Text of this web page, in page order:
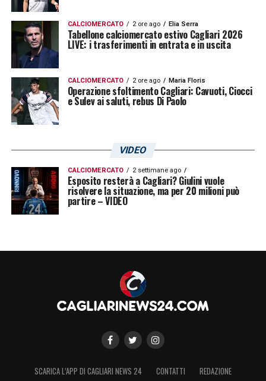
CALCIOMERCATO 2 ore ago Elia Serra
Tabellone calciomercato estivo Cagliari 2026
LIVE: i trasferimenti in entrata e in uscita
CALCIOMERCATO 2 ore ago Maria Floris
Operazione sfoltimento Cagliari: Cavuoti, Ciocci
e Sulev ai saluti, rebus Di Paolo
VIDEO
CALCIOMERCATO 2 settimane ago
Esposito resterà a Cagliari? Giulini vuole
risolvere la situazione, ma per 20 milioni può
partire – VIDEO
SCARICA L’APP DI CAGLIARI NEWS 24 CONTATTI
REDAZIONE